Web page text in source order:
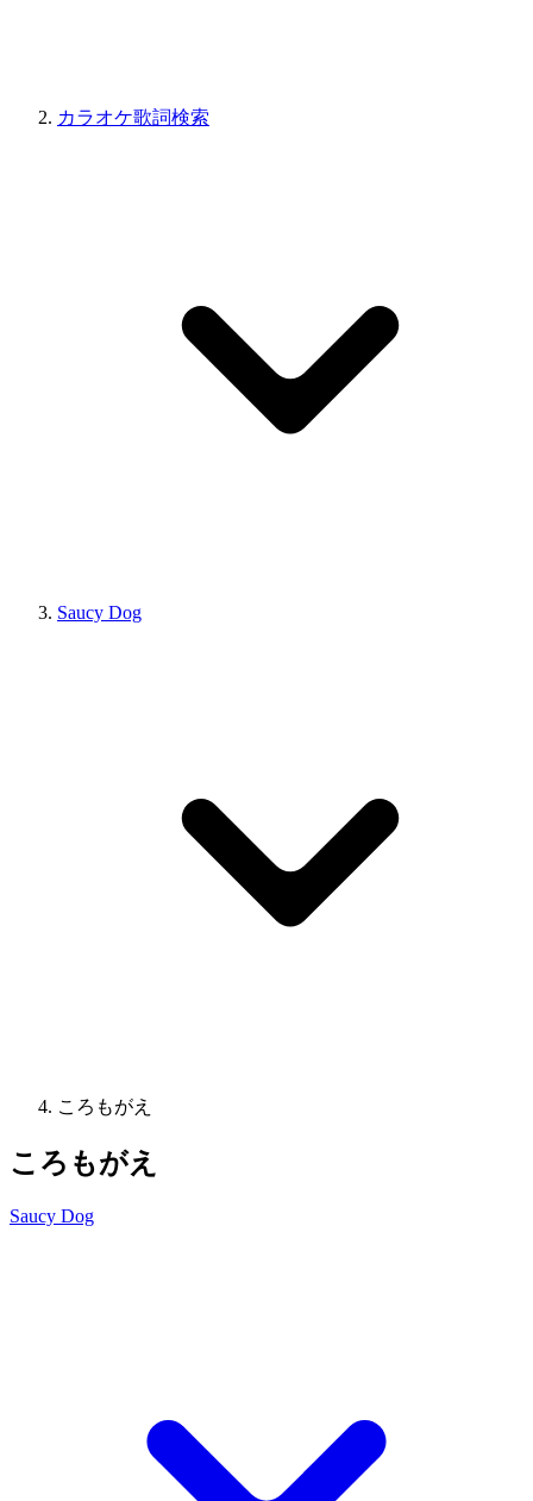
カラオケ歌詞検索
Saucy Dog
ころもがえ
ころもがえ
Saucy Dog